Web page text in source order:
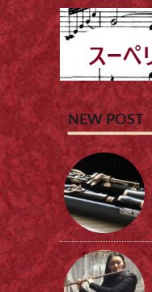
NEW POST